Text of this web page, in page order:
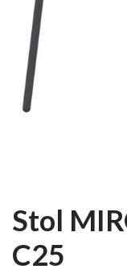
Stol
C25